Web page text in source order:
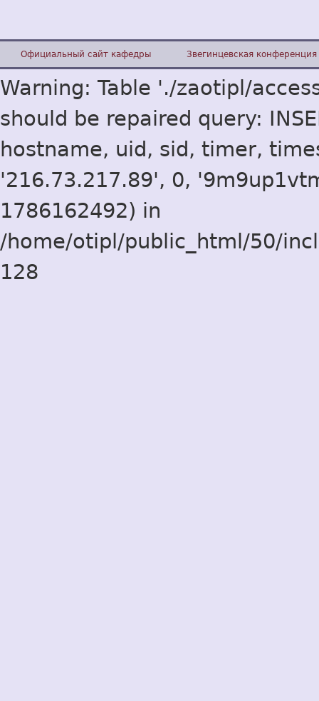
Официальный сайт кафедры Звегинцевская конференция
Warning: Table './zaotipl/
should be repaired query:
hostname, uid, sid, timer,
'216.73.217.89', 0,
1786162492) in
/home/otipl/public_html/50/
128